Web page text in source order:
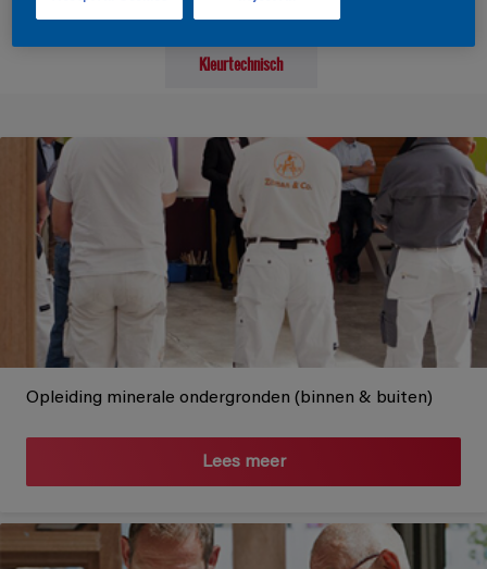
Alles Verftechnisch
Kleurtechnisch
Opleiding minerale ondergronden (binnen & buiten)
Lees meer